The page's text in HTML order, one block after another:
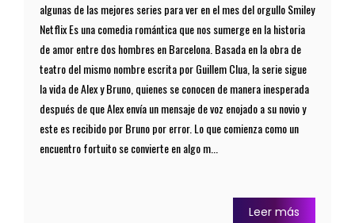
algunas de las mejores series para ver en el mes del orgullo Smiley
Netflix Es una comedia romántica que nos sumerge en la historia
de amor entre dos hombres en Barcelona. Basada en la obra de
teatro del mismo nombre escrita por Guillem Clua, la serie sigue
la vida de Alex y Bruno, quienes se conocen de manera inesperada
después de que Alex envía un mensaje de voz enojado a su novio y
este es recibido por Bruno por error. Lo que comienza como un
encuentro fortuito se convierte en algo m...
Leer más